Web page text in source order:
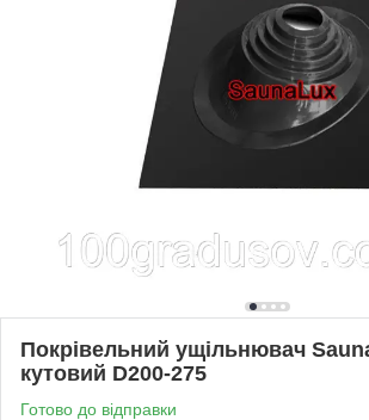
Покрівельний ущільнювач
кутовий D200-275
Готово до відправки